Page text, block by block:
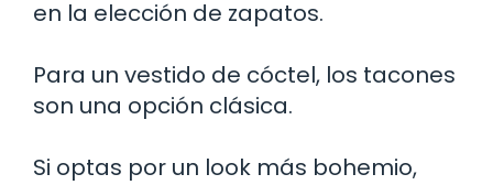
en la elección de zapatos.
Para un vestido de cóctel, los tacones
son una opción clásica.
Si optas por un look más bohemio,